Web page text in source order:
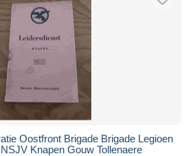
Oostfront Brigade Brigade Legioen
Knapen Gouw Tollenaere